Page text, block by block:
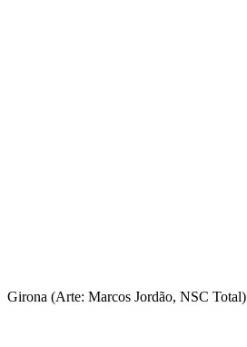
Girona (Arte: Marcos Jordão, NSC Total)